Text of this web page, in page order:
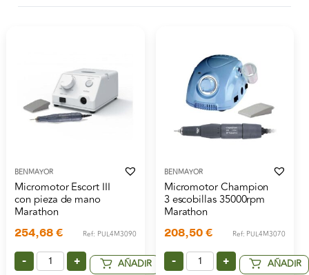
BENMAYOR
Micromotor Escort III
con pieza de mano
Marathon
254,68€ Ref: PUL4M3090
- + AÑADIR
BENMAYOR
Micromotor Champion
3 escobillas 35000rpm
Marathon
208,50€ Ref: PUL4M3070
- + AÑADIR